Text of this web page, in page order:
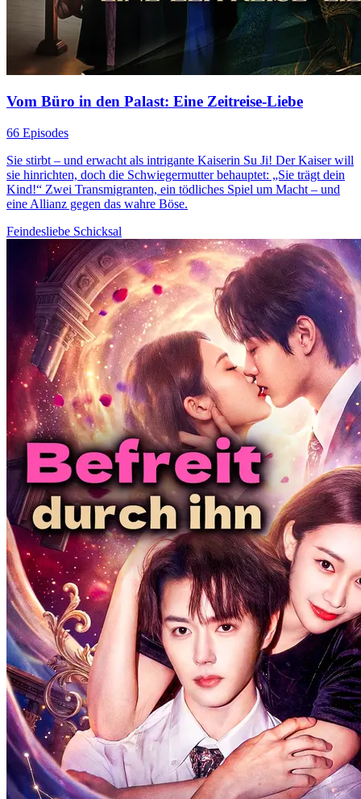
Vom Büro in den Palast: Eine Zeitreise-Liebe
66 Episodes
Sie stirbt – und erwacht als intrigante Kaiserin Su Ji! Der Kaiser will
sie hinrichten, doch die Schwiegermutter behauptet: „Sie trägt dein
Kind!“ Zwei Transmigranten, ein tödliches Spiel um Macht – und
eine Allianz gegen das wahre Böse.
Feindesliebe Schicksal